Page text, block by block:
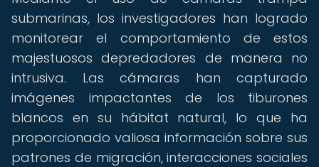
submarinas, los investigadores han logrado
monitorear el comportamiento de estos
majestuosos depredadores de manera no
intrusiva. Las cámaras han capturado
imágenes impactantes de los tiburones
blancos en su hábitat natural, lo que ha
proporcionado valiosa información sobre sus
patrones de migración, interacciones sociales